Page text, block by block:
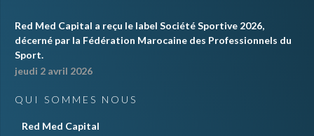
Red Med Capital a reçu le label Société Sportive 2026,
décerné par la Fédération Marocaine des Professionnels du
Sport.
jeudi 2 avril 2026
QUI SOMMES NOUS
Red Med Capital